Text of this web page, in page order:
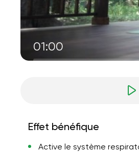
01:00
Effet bénéfique
Active le système